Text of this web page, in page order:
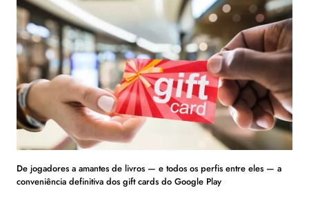
De jogadores a amantes de livros — e todos os perfis entre eles — a
conveniência definitiva dos gift cards do Google Play